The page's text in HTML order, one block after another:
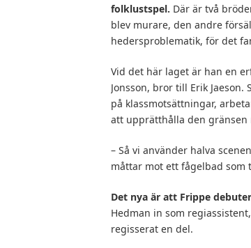
folklustspel. Där är två
blev murare, den andre
hedersproblematik, för det
Vid det här laget är han en
Jonsson, bror till Erik
på klassmotsättningar,
att upprätthålla den
– Så vi använder halva
måttar mot ett fågelbad som
Det nya är att Frippe
Hedman in som
regisserat en del.